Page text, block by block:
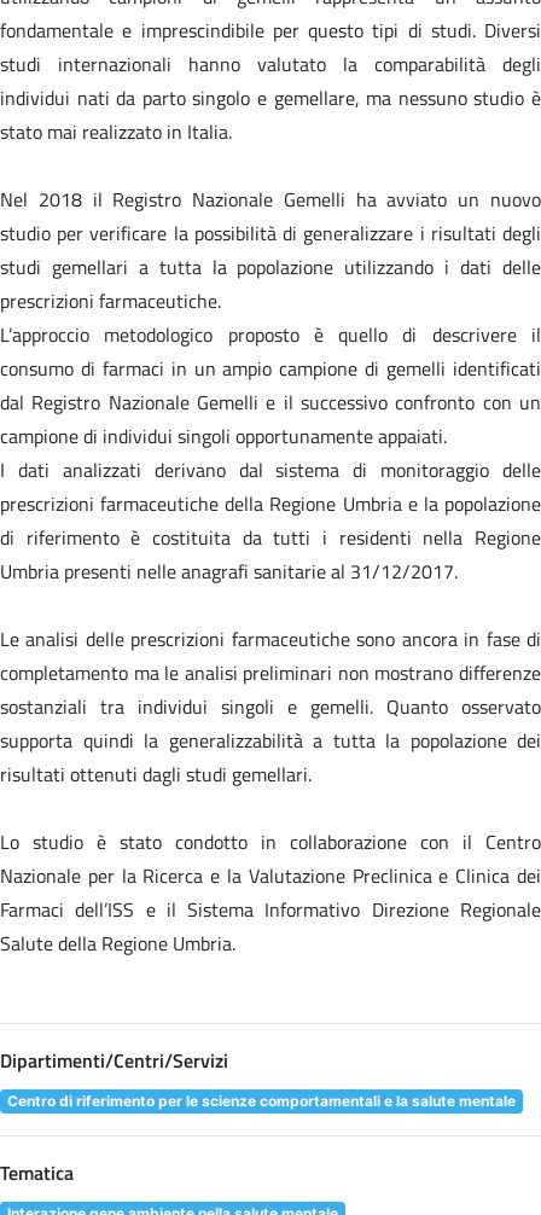
fondamentale e imprescindibile per questo tipi di studi. Diversi
studi internazionali hanno valutato la comparabilità degli
individui nati da parto singolo e gemellare, ma nessuno studio è
stato mai realizzato in Italia.
Nel 2018 il Registro Nazionale Gemelli ha avviato un nuovo
studio per verificare la possibilità di generalizzare i risultati degli
studi gemellari a tutta la popolazione utilizzando i dati delle
prescrizioni farmaceutiche.
L’approccio metodologico proposto è quello di descrivere il
consumo di farmaci in un ampio campione di gemelli identificati
dal Registro Nazionale Gemelli e il successivo confronto con un
campione di individui singoli opportunamente appaiati.
I dati analizzati derivano dal sistema di monitoraggio delle
prescrizioni farmaceutiche della Regione Umbria e la popolazione
di riferimento è costituita da tutti i residenti nella Regione
Umbria presenti nelle anagrafi sanitarie al 31/12/2017.
Le analisi delle prescrizioni farmaceutiche sono ancora in fase di
completamento ma le analisi preliminari non mostrano differenze
sostanziali tra individui singoli e gemelli. Quanto osservato
supporta quindi la generalizzabilità a tutta la popolazione dei
risultati ottenuti dagli studi gemellari.
Lo studio è stato condotto in collaborazione con il Centro
Nazionale per la Ricerca e la Valutazione Preclinica e Clinica dei
Farmaci dell’ISS e il Sistema Informativo Direzione Regionale
Salute della Regione Umbria.
Dipartimenti/Centri/Servizi
Centro di riferimento per le scienze comportamentali e la salute mentale
Tematica